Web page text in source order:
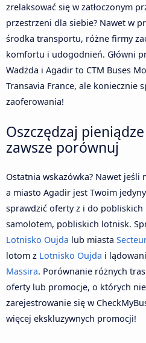
zrelaksować się w zatłoczonym
przestrzeni dla siebie? Nawet w
środka transportu, różne firmy
komfortu i udogodnień. Główni
Wadżda i Agadir to CTM Buses
Transavia France, ale koniecznie
zaoferowania!
Oszczędzaj
zawsze porównuj
Ostatnia wskazówka? Nawet jeśli
a miasto Agadir jest Twoim
sprawdzić oferty z i do pobliskich
samolotem, pobliskich lotnisk.
Lotnisko Oujda lub miasta
lotom z Lotnisko Oujda i
Massira. Porównanie różnych
oferty lub promocje, o których nie
zarejestrowanie się w
więcej ekskluzywnych promocji!